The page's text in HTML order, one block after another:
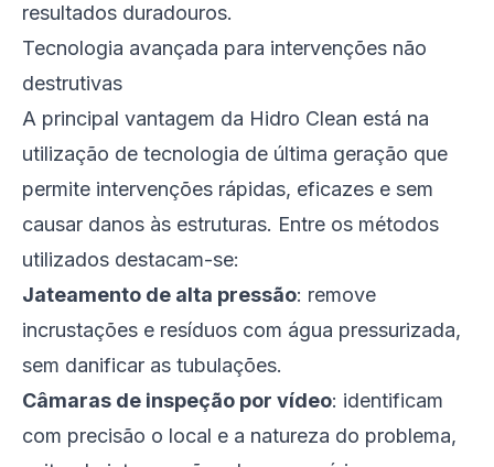
resultados duradouros.
Tecnologia avançada para intervenções não
destrutivas
A principal vantagem da Hidro Clean está na
utilização de tecnologia de última geração que
permite intervenções rápidas, eficazes e sem
causar danos às estruturas. Entre os métodos
utilizados destacam-se:
Jateamento de alta pressão: remove
incrustações e resíduos com água pressurizada,
sem danificar as tubulações.
Câmaras de inspeção por vídeo: identificam
com precisão o local e a natureza do problema,